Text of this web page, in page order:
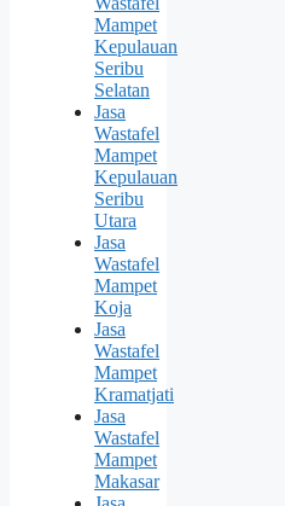
Mampet
Kepulauan
Seribu
Selatan
Jasa
Wastafel
Mampet
Kepulauan
Seribu
Utara
Jasa
Wastafel
Mampet
Koja
Jasa
Wastafel
Mampet
Kramatjati
Jasa
Wastafel
Mampet
Makasar